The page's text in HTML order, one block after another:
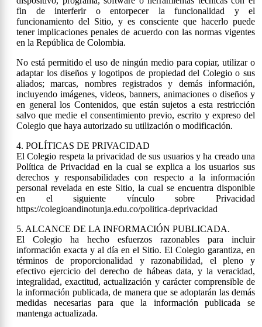
fin de interferir o entorpecer la funcionalidad y el
funcionamiento del Sitio, y es consciente que hacerlo puede
tener implicaciones penales de acuerdo con las normas vigentes
en la República de Colombia.
No está permitido el uso de ningún medio para copiar, utilizar o
adaptar los diseños y logotipos de propiedad del Colegio o sus
aliados; marcas, nombres registrados y demás información,
incluyendo imágenes, videos, banners, animaciones o diseños y
en general los Contenidos, que están sujetos a esta restricción
salvo que medie el consentimiento previo, escrito y expreso del
Colegio que haya autorizado su utilización o modificación.
4. POLÍTICAS DE PRIVACIDAD
El Colegio respeta la privacidad de sus usuarios y ha creado una
Política de Privacidad en la cual se explica a los usuarios sus
derechos y responsabilidades con respecto a la información
personal revelada en este Sitio, la cual se encuentra disponible
en el siguiente vínculo sobre Privacidad
https://colegioandinotunja.edu.co/politica-deprivacidad
5. ALCANCE DE LA INFORMACIÓN PUBLICADA.
El Colegio ha hecho esfuerzos razonables para incluir
información exacta y al día en el Sitio. El Colegio garantiza, en
términos de proporcionalidad y razonabilidad, el pleno y
efectivo ejercicio del derecho de hábeas data, y la veracidad,
integralidad, exactitud, actualización y carácter comprensible de
la información publicada, de manera que se adoptarán las demás
medidas necesarias para que la información publicada se
mantenga actualizada.